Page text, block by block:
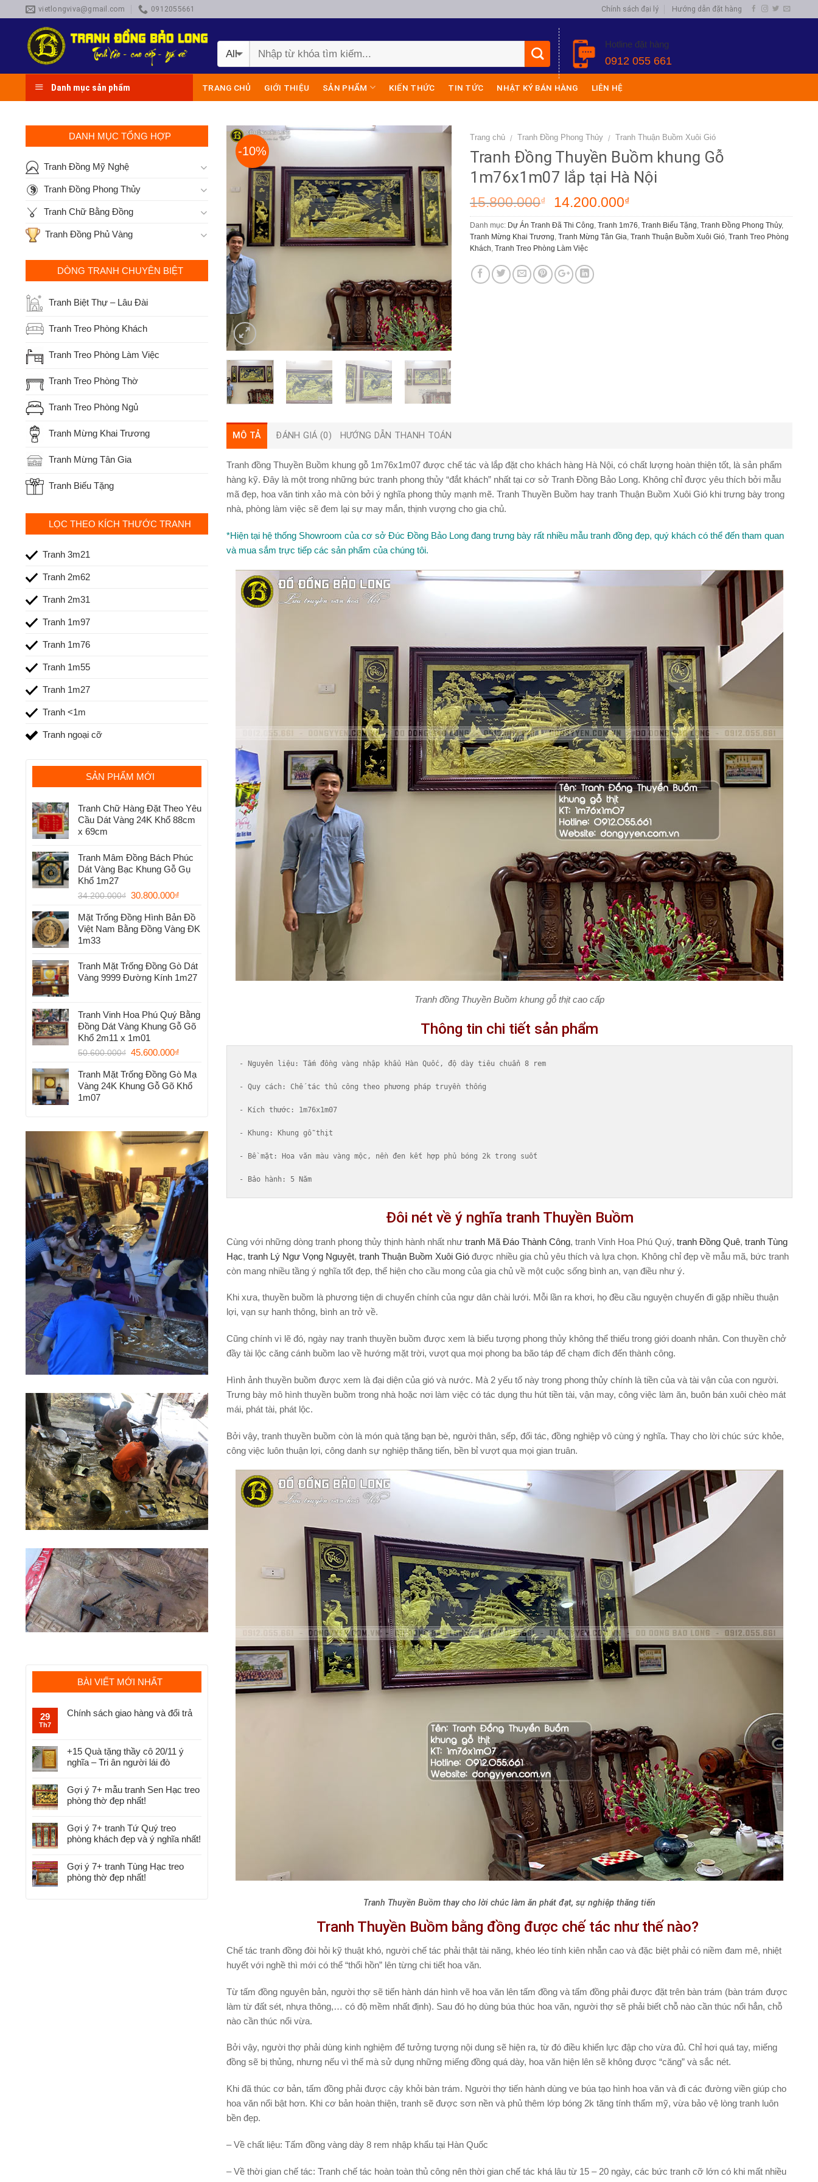
to
vietlongviva@gmail.com 0912055661 Chính sách đại lý Hướng dẫn đặt hàng
Hotline đặt hàng
0912 055 661
Danh mục sản phẩm TRANG CHỦ GIỚI THIỆU SẢN PHẨM KIẾN THỨC TIN TỨC NHẬT KÝ BÁN HÀNG LIÊN HỆ
-10%
Trang chủ / Tranh Đồng Phong Thủy / Tranh Thuận Buồm Xuôi Gió
Tranh Đồng Thuyền Buồm khung Gỗ
1m76x1m07 lắp tại Hà Nội
15.800.000₫ 14.200.000₫
Danh mục: Dự Án Tranh Đã Thi Công Tranh 1m76 Tranh Biếu Tặng Tranh Đồng Phong Thủy,
Tranh Mừng Khai Trương Tranh Mừng Tân Gia Tranh Thuận Buồm Xuôi Gió Tranh Treo Phòng
Khách Tranh Treo Phòng Làm Việc
MÔ TẢ ĐÁNH GIÁ (0) HƯỚNG DẪN THANH TOÁN
Tranh đồng Thuyền Buồm khung gỗ 1m76x1m07 được chế tác và lắp đặt cho khách hàng Hà Nội, có chất lượng hoàn thiện tốt, là sản phẩm
hàng kỹ. Đây là một trong những bức tranh phong thủy “đắt khách” nhất tại cơ sở Tranh Đồng Bảo Long. Không chỉ được yêu thích bởi mẫu
mã đẹp, hoa văn tinh xảo mà còn bởi ý nghĩa phong thủy mạnh mẽ. Tranh Thuyền Buồm hay tranh Thuận Buồm Xuôi Gió khi trưng bày trong
nhà, phòng làm việc sẽ đem lại sự may mắn, thịnh vượng cho gia chủ.
*Hiện tại hệ thống Showroom của cơ sở Đúc Đồng Bảo Long đang trưng bày rất nhiều mẫu tranh đồng đẹp, quý khách có thể đến tham quan
và mua sắm trực tiếp các sản phẩm của chúng tôi.
Tranh đồng Thuyền Buồm khung gỗ thịt cao cấp
Thông tin chi tiết sản phẩm
- Nguyên liệu : Tấm đồng vàng nhập khẩu Hàn Quốc, độ dày tiêu chuẩn 8 rem
- Quy cách : Chế tác thủ công theo phương pháp truyền thống
- Kích thước : 1m76x1m07
- Khung : Khung gỗ thịt
- Bề mặt : Hoa văn màu vàng mộc, nền đen kết hợp phủ bóng 2k trong suốt
- Bảo hành : 5 Năm
Đôi nét về ý nghĩa tranh Thuyền Buồm
Cùng với những dòng tranh phong thủy thịnh hành nhất như tranh Mã Đáo Thành Công, tranh Vinh Hoa Phú Quý, tranh Đồng Quê, tranh Tùng
Hạc, tranh Lý Ngư Vọng Nguyệt, tranh Thuận Buồm Xuôi Gió được nhiều gia chủ yêu thích và lựa chọn. Không chỉ đẹp về mẫu mã, bức tranh
còn mang nhiều tầng ý nghĩa tốt đẹp, thể hiện cho cầu mong của gia chủ về một cuộc sống bình an, vạn điều như ý.
Khi xưa, thuyền buồm là phương tiện di chuyển chính của ngư dân chài lưới. Mỗi lần ra khơi, họ đều cầu nguyện chuyến đi gặp nhiều thuận
lợi, vạn sự hanh thông, bình an trở về.
Cũng chính vì lẽ đó, ngày nay tranh thuyền buồm được xem là biểu tượng phong thủy không thể thiếu trong giới doanh nhân. Con thuyền chở
đầy tài lộc căng cánh buồm lao về hướng mặt trời, vượt qua mọi phong ba bão táp để chạm đích đến thành công.
Hình ảnh thuyền buồm được xem là đại diện của gió và nước. Mà 2 yếu tố này trong phong thủy chính là tiền của và tài vận của con người.
Trưng bày mô hình thuyền buồm trong nhà hoặc nơi làm việc có tác dụng thu hút tiền tài, vận may, công việc làm ăn, buôn bán xuôi chèo mát
mái, phát tài, phát lộc.
Bởi vậy, tranh thuyền buồm còn là món quà tặng bạn bè, người thân, sếp, đối tác, đồng nghiệp vô cùng ý nghĩa. Thay cho lời chúc sức khỏe,
công việc luôn thuận lợi, công danh sự nghiệp thăng tiến, bền bỉ vượt qua mọi gian truân.
Tranh Thuyền Buồm thay cho lời chúc làm ăn phát đạt, sự nghiệp thăng tiến
Tranh Thuyền Buồm bằng đồng được chế tác như thế nào?
Chế tác tranh đồng đòi hỏi kỹ thuật khó, người chế tác phải thật tài năng, khéo léo tính kiên nhẫn cao và đặc biệt phải có niềm đam mê, nhiệt
huyết với nghề thì mới có thể “thổi hồn” lên từng chi tiết hoa văn.
Từ tấm đồng nguyên bản, người thợ sẽ tiến hành dán hình vẽ hoa văn lên tấm đồng và tấm đồng phải được đặt trên bàn trám (bàn trám được
làm từ đất sét, nhựa thông,… có độ mềm nhất định). Sau đó họ dùng búa thúc hoa văn, người thợ sẽ phải biết chỗ nào cần thúc nổi hẳn, chỗ
nào cần thúc nổi vừa.
Bởi vậy, người thợ phải dùng kinh nghiệm để tưởng tượng nội dung sẽ hiện ra, từ đó điều khiển lực đập cho vừa đủ. Chỉ hơi quá tay, miếng
đồng sẽ bị thủng, nhưng nếu vì thế mà sử dụng những miếng đồng quá dày, hoa văn hiện lên sẽ không được “căng” và sắc nét.
Khi đã thúc cơ bản, tấm đồng phải được cậy khỏi bàn trám. Người thợ tiến hành dùng ve búa tạo hình hoa văn và đi các đường viền giúp cho
hoa văn nổi bật hơn. Khi cơ bản hoàn thiện, tranh sẽ được sơn nền và phủ thêm lớp bóng 2k tăng tính thẩm mỹ, vừa bảo vệ lòng tranh luôn
bền đẹp.
–Về chất liệu: Tấm đồng vàng dày 8 rem nhập khẩu tại Hàn Quốc
–Về thời gian chế tác: Tranh chế tác hoàn toàn thủ công nên thời gian chế tác khá lâu từ 15 – 20 ngày, các bức tranh cỡ lớn có khi mất nhiều
DANH MỤC TỔNG HỢP
Tranh Đồng Mỹ Nghệ
Tranh Đồng Phong Thủy
Tranh Chữ Bằng Đồng
Tranh Đồng Phủ Vàng
DÒNG TRANH CHUYÊN BIỆT
Tranh Biệt Thự – Lâu Đài
Tranh Treo Phòng Khách
Tranh Treo Phòng Làm Việc
Tranh Treo Phòng Thờ
Tranh Treo Phòng Ngủ
Tranh Mừng Khai Trương
Tranh Mừng Tân Gia
Tranh Biếu Tặng
LỌC THEO KÍCH THƯỚC TRANH
Tranh 3m21
Tranh 2m62
Tranh 2m31
Tranh 1m97
Tranh 1m76
Tranh 1m55
Tranh 1m27
Tranh <1m
Tranh ngoại cỡ
SẢN PHẨM MỚI
Tranh Chữ Hàng Đặt Theo Yêu
Cầu Dát Vàng 24K Khổ 88cm
x 69cm
Tranh Mâm Đồng Bách Phúc
Dát Vàng Bạc Khung Gỗ Gụ
Khổ 1m27
34.200.000₫ 30.800.000₫
Mặt Trống Đồng Hình Bản Đồ
Việt Nam Bằng Đồng Vàng ĐK
1m33
Tranh Mặt Trống Đồng Gò Dát
Vàng 9999 Đường Kính 1m27
Tranh Vinh Hoa Phú Quý Bằng
Đồng Dát Vàng Khung Gỗ Gõ
Khổ 2m11 x 1m01
50.600.000₫ 45.600.000₫
Tranh Mặt Trống Đồng Gò Mạ
Vàng 24K Khung Gỗ Gõ Khổ
1m07
BÀI VIẾT MỚI NHẤT
29
Th7
Chính sách giao hàng và đổi trả
+15 Quà tặng thầy cô 20/11 ý
nghĩa – Tri ân người lái đò
Gợi ý 7+ mẫu tranh Sen Hạc treo
phòng thờ đẹp nhất!
Gợi ý 7+ tranh Tứ Quý treo
phòng khách đẹp và ý nghĩa nhất!
Gợi ý 7+ tranh Tùng Hạc treo
phòng thờ đẹp nhất!